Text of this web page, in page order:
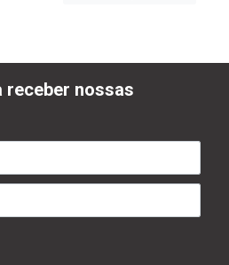
receber nossas